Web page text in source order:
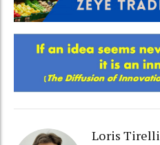
Loris Tirelli